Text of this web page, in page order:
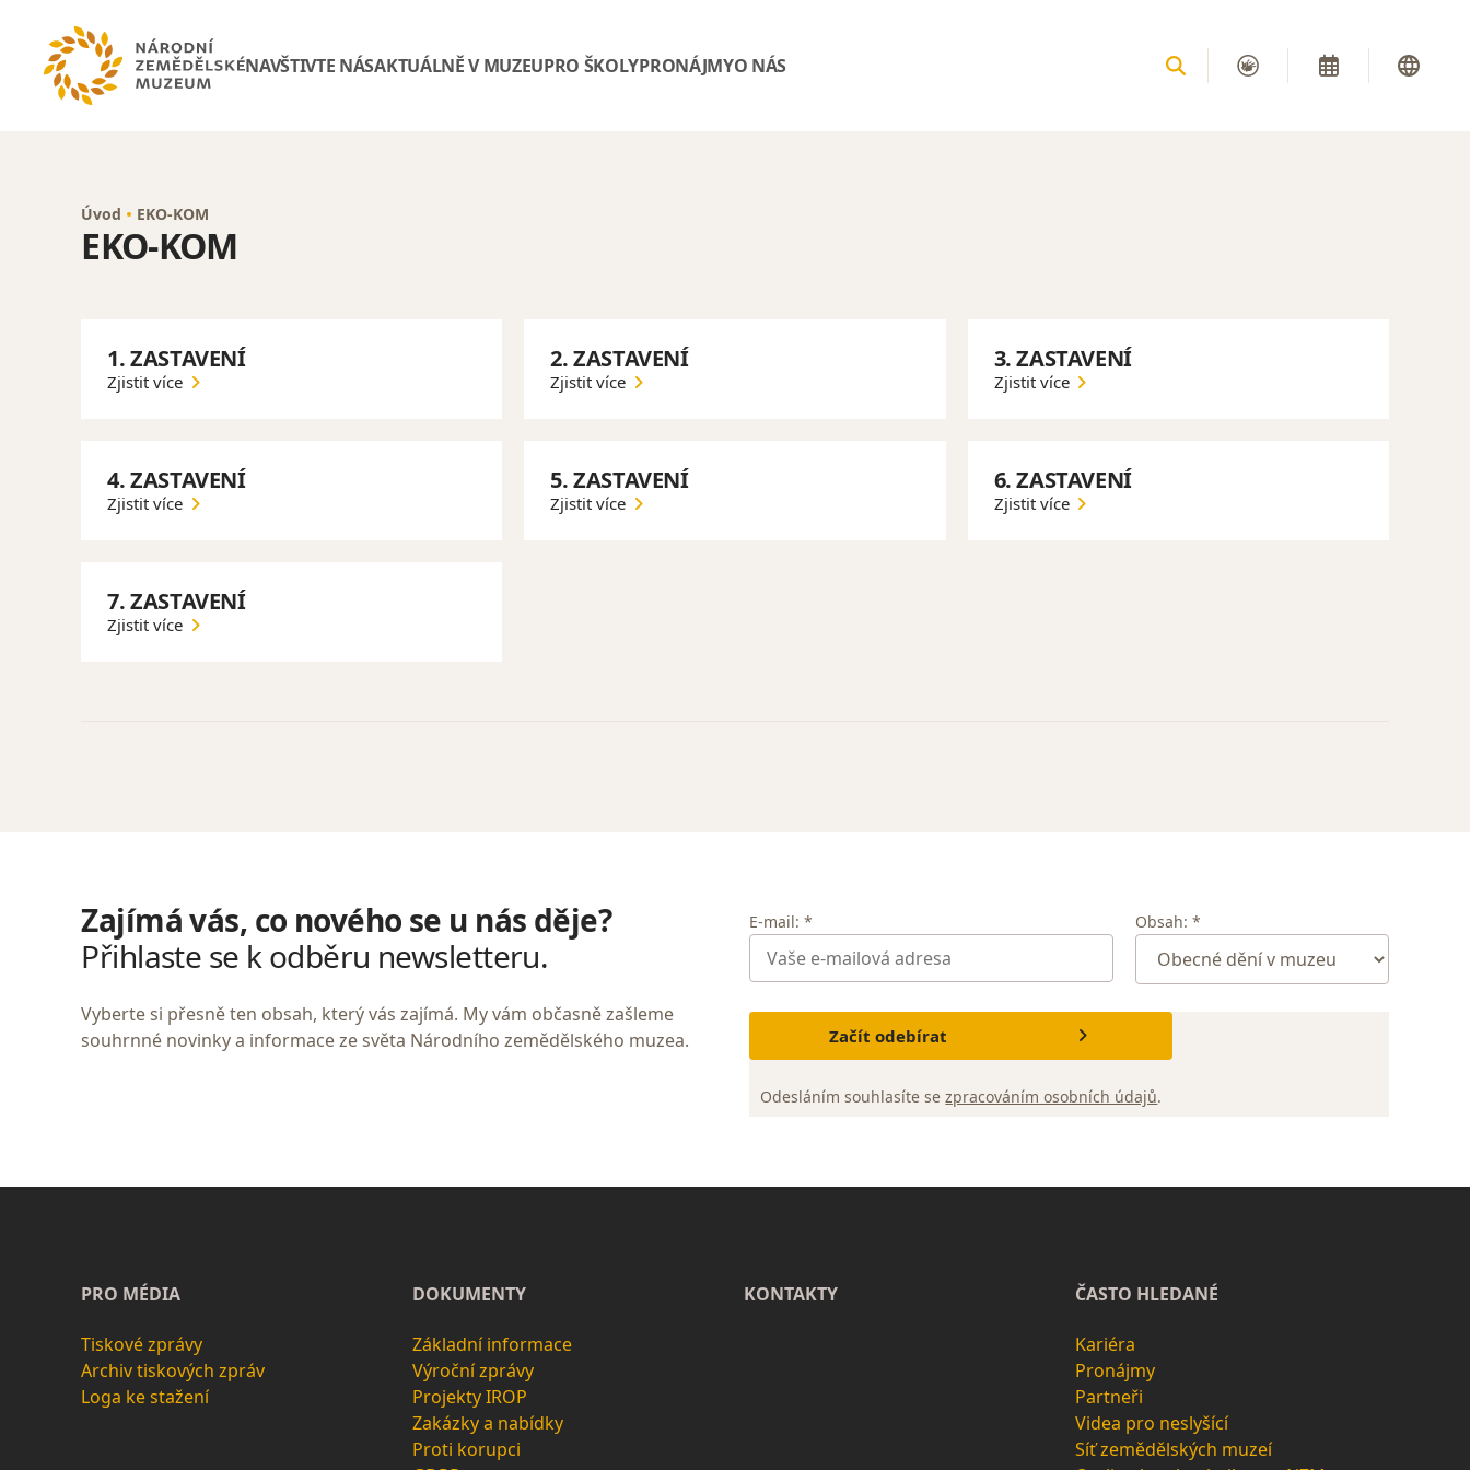
NAVŠTIVTE NÁSAKTUÁLNĚ V MUZEUPRO ŠKOLYPRONÁJMYO NÁS
Úvod EKO-KOM
EKO-KOM
1. ZASTAVENÍ
Zjistit více
2. ZASTAVENÍ
Zjistit více
3. ZASTAVENÍ
Zjistit více
4. ZASTAVENÍ
Zjistit více
5. ZASTAVENÍ
Zjistit více
6. ZASTAVENÍ
Zjistit více
7. ZASTAVENÍ
Zjistit více
Zajímá vás, co nového se u nás děje?
Přihlaste se k odběru newsletteru.
Vyberte si přesně ten obsah, který vás zajímá. My vám občasně zašleme
souhrnné novinky a informace ze světa Národního zemědělského muzea.
E-mail: * Obsah: *
Začít odebírat
Odesláním souhlasíte sezpracováním osobních údajů.
PRO MÉDIA
Tiskové zprávy
Archiv tiskových zpráv
Loga ke stažení
DOKUMENTY
Základní informace
Výroční zprávy
Projekty IROP
Zakázky a nabídky
Proti korupci
KONTAKTY ČASTO HLEDANÉ
Kariéra
Pronájmy
Partneři
Videa pro neslyšící
Síť zemědělských muzeí